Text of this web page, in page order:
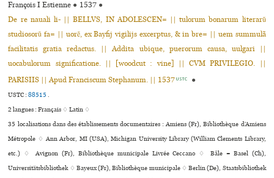
François I Estienne ● 1537 ●
De re nauali li- || BELLVS, IN ADOLESCEN= || tulorum bonarum literarũ
studiosorũ fa= || uorẽ, ex Bayfij vigilijs excerptus, & in bre= || uem summulã
facilitatis gratia redactus. || Addita ubique, puerorum causa, uulgari ||
uocabulorum significatione. || [woodcut : vine] || CVM PRIVILEGIO. ||
PARISIIS || Apud Franciscum Stephanum. || 1537 USTC ●
USTC :88515.
2 langues :Français ♢Latin ♢
35 localisations dans des établissements documentaires : Amiens (Fr), Bibliothèque d’Amiens
Métropole ♢ Ann Arbor, MI (USA), Michigan University Library (William Clements Library,
etc.) ♢ Avignon (Fr), Bibliothèque muni­ci­pale Livrée Ceccano ♢ Bâle = Basel (Ch),
Universitätsbibliothek ♢ Bayeux (Fr), Bibliothèque muni­ci­pale ♢ Berlin (De), Staatsbibliothek